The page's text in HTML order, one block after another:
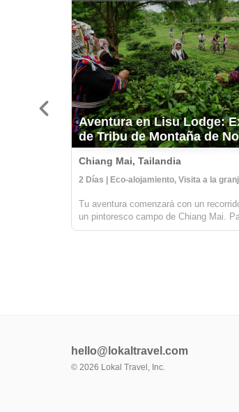
Aventura en Lisu Lodge:
de Tribu de Montaña de
Chiang Mai, Tailandia
2 Días | Eco-alojamiento, Visita a la
Tu aventura comenzará con un
un pintoresco campo de Chiang Mai.
plantación de té orgánico para
hello@lokaltravel.com
© 2026 Lokal Travel, Inc.